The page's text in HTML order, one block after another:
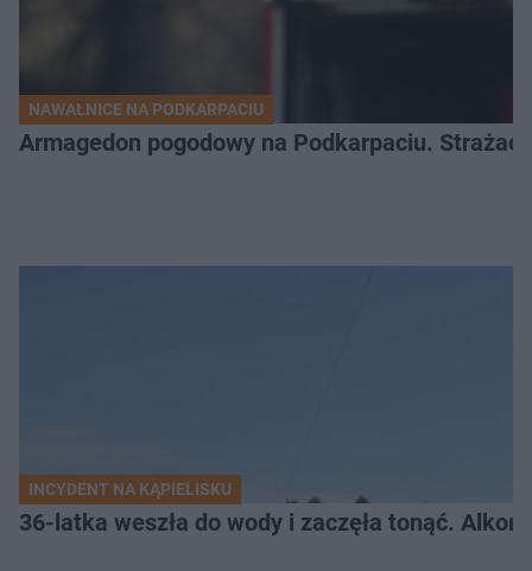
NAWAŁNICE NA PODKARPACIU
Armagedon pogodowy na Podkarpaciu.
INCYDENT NA KĄPIELISKU
36-latka weszła do wody i zaczęła tonąć.